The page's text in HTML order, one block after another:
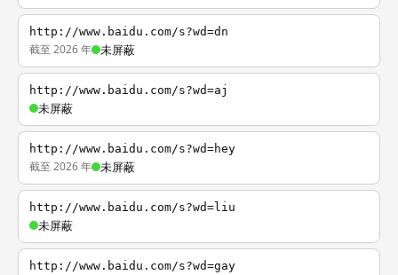
http://www.baidu.com/s?wd=dn
截至 2026 年 未屏蔽
http://www.baidu.com/s?wd=aj
未屏蔽
http://www.baidu.com/s?wd=hey
截至 2026 年 未屏蔽
http://www.baidu.com/s?wd=liu
未屏蔽
http://www.baidu.com/s?wd=gay